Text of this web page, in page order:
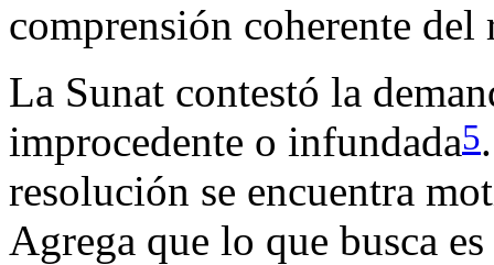
comprensión coherente
La Sunat contestó la
improcedente o infundada5
resolución se encuentra
Agrega que lo que busca